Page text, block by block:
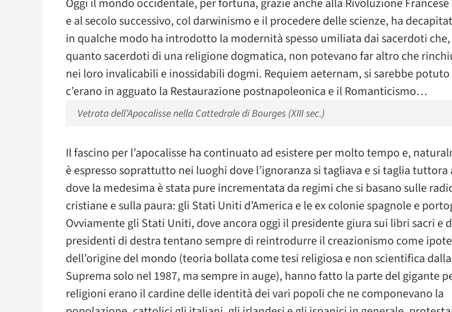
Oggi il mondo occidentale, per fortuna, grazie anche alla Rivoluzione Francese
e al secolo successivo, col darwinismo e il procedere delle scienze, ha
in qualche modo ha introdotto la modernità spesso umiliata dai sacerdoti
quanto sacerdoti di una religione dogmatica, non potevano far altro che
nei loro invalicabili e inossidabili dogmi. Requiem aeternam, si sarebbe potuto
c’erano in agguato la Restaurazione postnapoleonica e il Romanticismo…
Vetrata dell’Apocalisse nella Cattedrale di Bourges (XIII sec.)
Il fascino per l’apocalisse ha continuato ad esistere per molto tempo e,
è espresso soprattutto nei luoghi dove l’ignoranza si tagliava e si taglia tuttora
dove la medesima è stata pure incrementata da regimi che si basano sulle
cristiane e sulla paura: gli Stati Uniti d’America e le ex colonie spagnole e
Ovviamente gli Stati Uniti, dove ancora oggi il presidente giura sui libri sacri e
presidenti di destra tentano sempre di reintrodurre il creazionismo come
dell’origine del mondo (teoria bollata come tesi religiosa e non scientifica
Suprema solo nel 1987, ma sempre in auge), hanno fatto la parte del gigante
religioni erano il cardine delle identità dei vari popoli che ne componevano la